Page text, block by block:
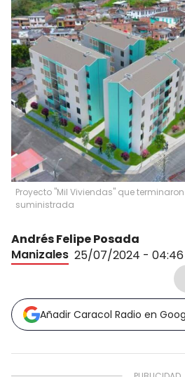
Proyecto "Mil Viviendas" que
suministrada
Andrés Felipe Posada
Manizales 25/07/2024 - 04:46
Añadir Caracol Radio en